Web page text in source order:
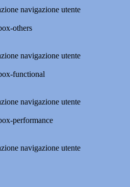
navigazione utente
others
navigazione utente
functional
navigazione utente
performance
navigazione utente